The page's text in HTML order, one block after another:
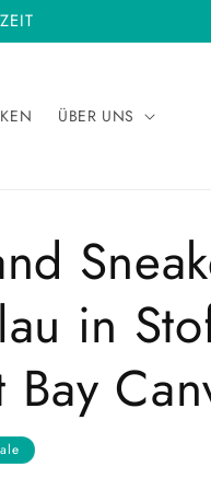
ÜBER UNS
in